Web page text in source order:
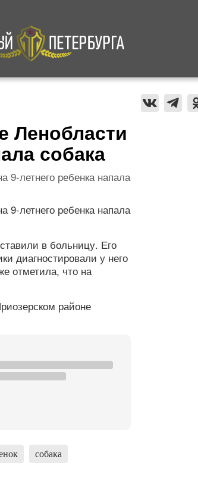
Происшествия
Ленобласти
собака
9-летнего ребенка напала
9-летнего ребенка напала
в больницу. Его
диагностировали у него
отметила, что на
районе
собака